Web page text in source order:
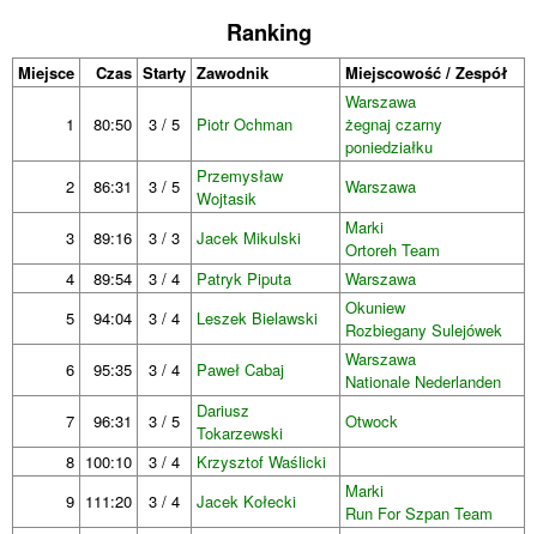
Ranking
Miejsce Czas Starty Zawodnik Miejscowość / Zespół
1 80:50 3 / 5 Piotr Ochman
Warszawa
żegnaj czarny
poniedziałku
2
86:31 3 / 5
Przemysław
Wojtasik
Warszawa
3 89:16 3 / 3 Jacek Mikulski
Marki
Ortoreh Team
4
89:54 3 / 4 Patryk Piputa
Warszawa
5
94:04 3 / 4 Leszek Bielawski
Okuniew
Rozbiegany Sulejówek
6
95:35 3 / 4 Paweł Cabaj
Warszawa
Nationale Nederlanden
7
96:31 3 / 5
Dariusz
Tokarzewski
Otwock
8 100:10 3 / 4
Krzysztof Waślicki
9 111:20 3 / 4 Jacek Kołecki
Marki
Run For Szpan Team